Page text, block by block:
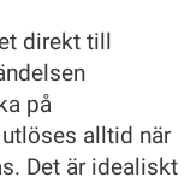
direkt till
på
alltid när
Det är idealiskt